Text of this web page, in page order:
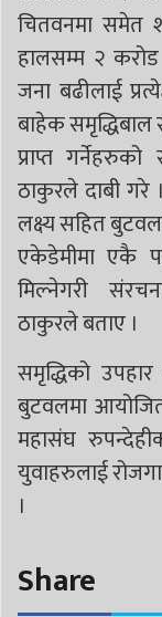
चितवनमा समेत
हालसम्म २
जना बढीलाई
बाहेक समृद्धिबाल
प्राप्त
ठाकुरले दाबी गरे
लक्ष्य सहित
एकेडेमीमा एकै
मिल्नेगरी
ठाकुरले बताए ।
समृद्धिको
बुटवलमा
महासंघ
युवाहरुलाई
।
Share